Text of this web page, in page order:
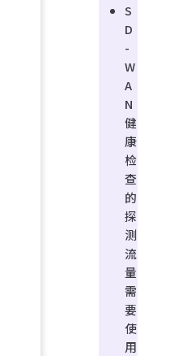
S
D
-
W
A
N
健
康
检
查
的
探
测
流
量
需
要
使
用